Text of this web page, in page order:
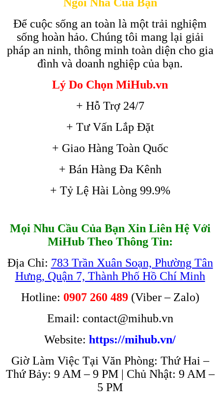
Để cuộc sống an toàn là một trải nghiệm
sống hoàn hảo. Chúng tôi mang lại giải
pháp an ninh, thông minh toàn diện cho gia
đình và doanh nghiệp của bạn.
Lý Do Chọn MiHub.vn
+ Hỗ Trợ 24/7
+ Tư Vấn Lắp Đặt
+ Giao Hàng Toàn Quốc
+ Bán Hàng Đa Kênh
+ Tỷ Lệ Hài Lòng 99.9%
Mọi Nhu Cầu Của Bạn Xin Liên Hệ Với
MiHub Theo Thông Tin:
Địa Chỉ: 783 Trần Xuân Soạn, Phường Tân
Hưng, Quận 7, Thành Phố Hồ Chí Minh
Hotline: 0907 260 489(Viber – Zalo)
Email: contact@mihub.vn
Website: https://mihub.vn/
Giờ Làm Việc Tại Văn Phòng: Thứ Hai –
Thứ Bảy: 9 AM – 9 PM | Chủ Nhật: 9 AM –
5 PM